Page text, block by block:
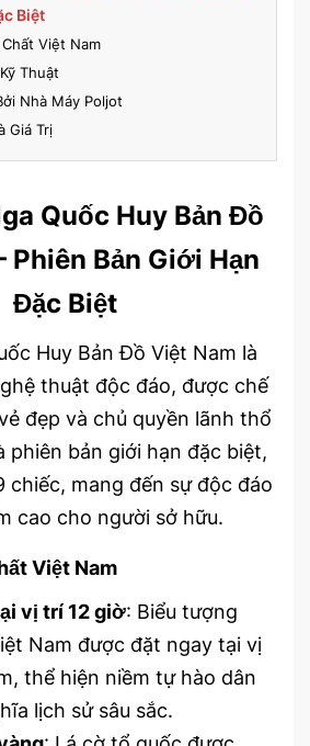
Biệt
Việt Nam
Thuật
Nhà Máy Poljot
Giá Trị
Quốc Huy Bản Đồ
Phiên Bản Giới Hạn
Đặc Biệt
Huy Bản Đồ Việt Nam là
thuật độc đáo, được chế
đẹp và chủ quyền lãnh thổ
phiên bản giới hạn đặc biệt,
chiếc, mang đến sự độc đáo
cao cho người sở hữu.
Việt Nam
vị trí 12 giờ: Biểu tượng
Nam được đặt ngay tại vị
thể hiện niềm tự hào dân
lịch sử sâu sắc.